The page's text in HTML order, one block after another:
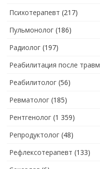
Психотерапевт (217)
Пульмонолог (186)
Радиолог (197)
Реабилитация после травм
Реабилитолог (56)
Ревматолог (185)
Рентгенолог (1 359)
Репродуктолог (48)
Рефлексотерапевт (133)